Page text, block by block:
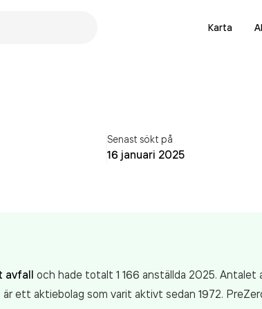
Karta
Senast sökt på
16 januari 2025
avfall och hade totalt 1 166 anställda 2025. Antalet
ett aktiebolag som varit aktivt sedan 1972.